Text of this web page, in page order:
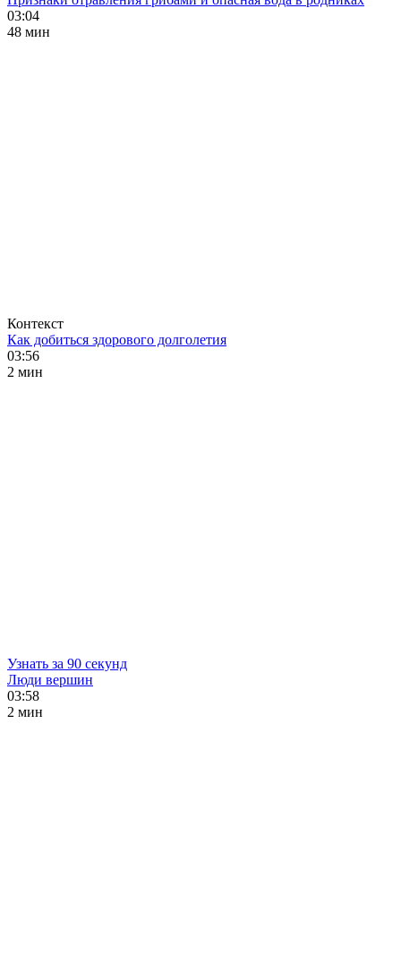
03:04
48 мин
Контекст
Как добиться здорового долголетия
03:56
2 мин
Узнать за 90 секунд
Люди вершин
03:58
2 мин